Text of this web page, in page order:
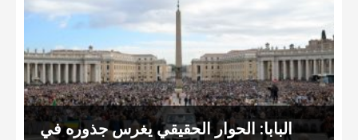
البابا: الحوار الحقيقي يغرس جذوره في